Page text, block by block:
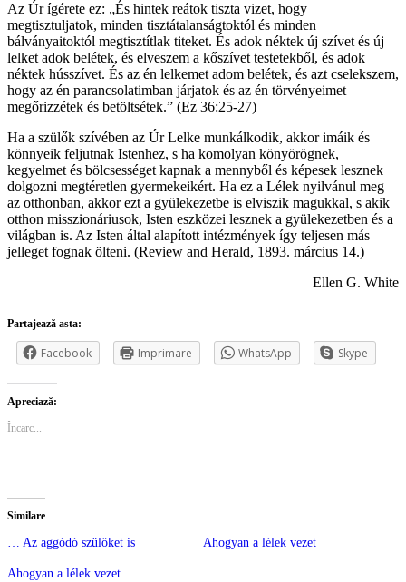
Az Úr ígérete ez: „És hintek reátok tiszta vizet, hogy
megtisztuljatok, minden tisztátalanságtoktól és minden
bálványaitoktól megtisztítlak titeket. És adok néktek új szívet és új
lelket adok belétek, és elveszem a kőszívet testetekből, és adok
néktek hússzívet. És az én lelkemet adom belétek, és azt cselekszem,
hogy az én parancsolatimban járjatok és az én törvényeimet
megőrizzétek és betöltsétek.” (Ez 36:25-27)
Ha a szülők szívében az Úr Lelke munkálkodik, akkor imáik és
könnyeik feljutnak Istenhez, s ha komolyan könyörögnek,
kegyelmet és bölcsességet kapnak a mennyből és képesek lesznek
dolgozni megtéretlen gyermekeikért. Ha ez a Lélek nyilvánul meg
az otthonban, akkor ezt a gyülekezetbe is elviszik magukkal, s akik
otthon misszionáriusok, Isten eszközei lesznek a gyülekezetben és a
világban is. Az Isten által alapított intézmények így teljesen más
jelleget fognak ölteni. (Review and Herald, 1893. március 14.)
Ellen G. White
Partajează asta:
Facebook Imprimare WhatsApp Skype
Apreciază:
Încarc...
Similare
… Az aggódó szülőket is Ahogyan a lélek vezet
Ahogyan a lélek vezet